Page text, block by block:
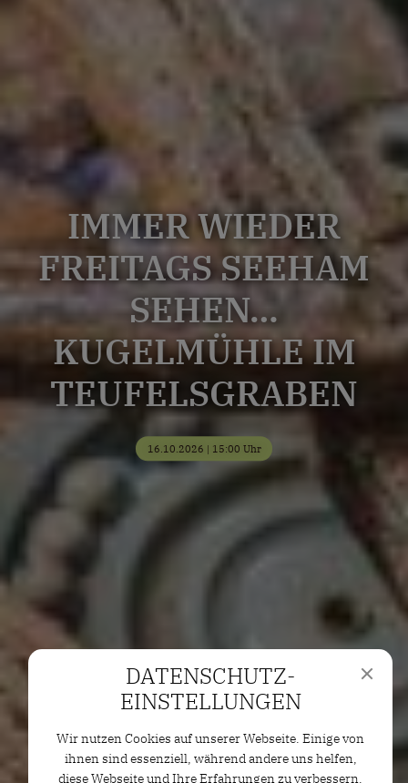
IMMER WIEDER
FREITAGS SEEHAM
SEHEN…
KUGELMÜHLE IM
TEUFELSGRABEN
16.10.2026 | 15:00 Uhr
DATENSCHUTZ­
EINSTELLUNGEN
Wir nutzen Cookies auf unserer Webseite. Einige von
ihnen sind essenziell, während andere uns helfen,
diese Webseite und Ihre Erfahrungen zu verbessern.